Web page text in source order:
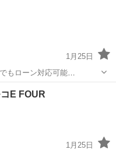
1月25日
の方 ２、パートを
産等をされた方やローンが
E FOUR
1月25日